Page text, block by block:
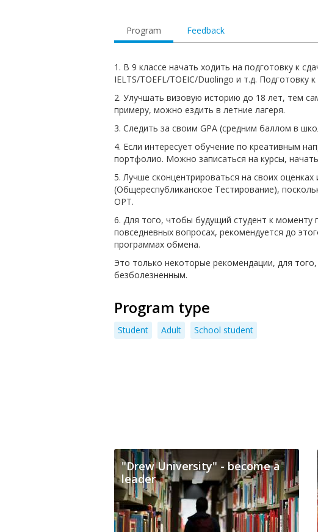
Program Feedback
1. В 9 классе начать ходить на подготовку к
IELTS/TOEFL/TOEIC/Duolingo и т.д. Подготовку
2. Улучшать визовую историю до 18 лет, тем
примеру, можно ездить в летние лагеря.
3. Следить за своим GPA (средним баллом в
4. Если интересует обучение по креативным
портфолио. Можно записаться на курсы,
5. Лучше сконцентрироваться на своих
(Общереспубликанское Тестирование),
ОРТ.
6. Для того, чтобы будущий студент к моменту
повседневных вопросах, рекомендуется до
программах обмена.
Это только некоторые рекомендации, для
безболезненным.
Program type
Student Adult School student
"Drew University" - become a
leader